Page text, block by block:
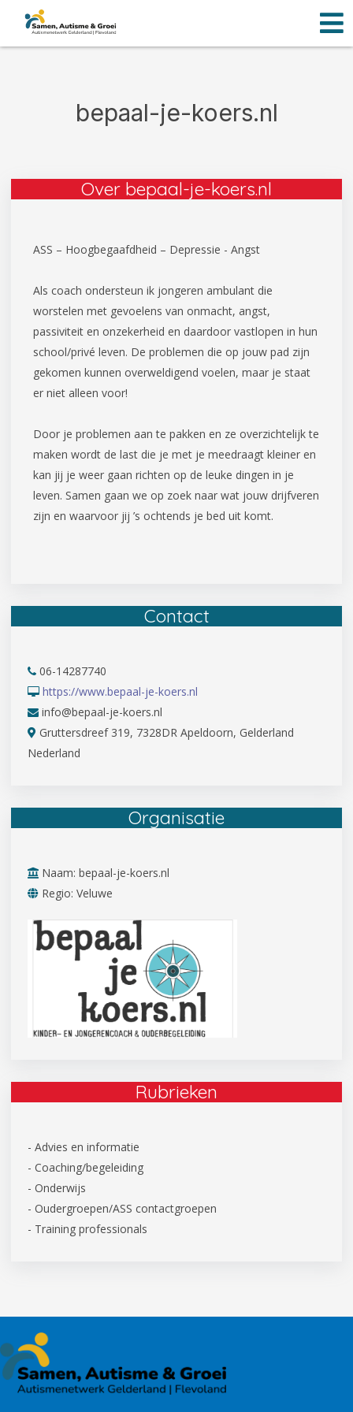
bepaal-je-koers.nl
Over bepaal-je-koers.nl
ASS – Hoogbegaafdheid – Depressie - Angst
Als coach ondersteun ik jongeren ambulant die
worstelen met gevoelens van onmacht, angst,
passiviteit en onzekerheid en daardoor vastlopen in hun
school/privé leven. De problemen die op jouw pad zijn
gekomen kunnen overweldigend voelen, maar je staat
er niet alleen voor!
Door je problemen aan te pakken en ze overzichtelijk te
maken wordt de last die je met je meedraagt kleiner en
kan jij je weer gaan richten op de leuke dingen in je
leven. Samen gaan we op zoek naar wat jouw drijfveren
zijn en waarvoor jij ’s ochtends je bed uit komt.
Contact
06-14287740
https://www.bepaal-je-koers.nl
info@bepaal-je-koers.nl
Gruttersdreef 319, 7328DR Apeldoorn, Gelderland
Nederland
Organisatie
Naam: bepaal-je-koers.nl
Regio: Veluwe
Rubrieken
- Advies en informatie
- Coaching/begeleiding
- Onderwijs
- Oudergroepen/ASS contactgroepen
- Training professionals